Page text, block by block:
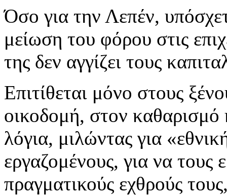
Όσο για την Λεπέν,
μείωση του φόρου στις
της δεν αγγίζει τους
Επιτίθεται μόνο στους
οικοδομή, στον
λόγια, μιλώντας για
εργαζομένους, για να τους
πραγματικούς εχθρούς